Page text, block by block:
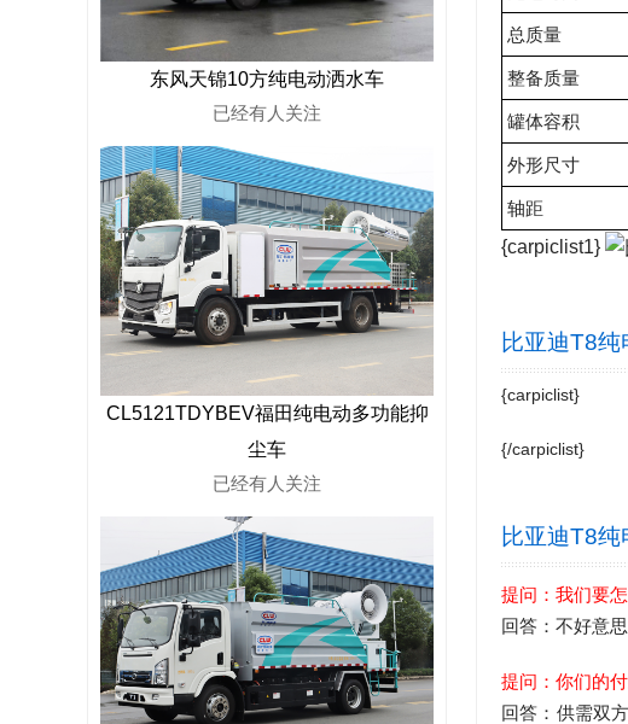
总质量
整备质量
罐体容积
外形尺寸
轴距
{carpiclist1}
比亚迪T8
{carpiclist}
{/carpiclist}
比亚迪T8
提问：我们要
回答：不好意
提问：你们的
回答：供需双
东风天锦10方纯电动洒水车
已经有人关注
CL5121TDYBEV福田纯电动多功能抑
尘车
已经有人关注